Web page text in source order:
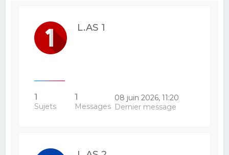
L.AS 1
1
Sujets
1
Messages
08 juin 2026, 11:20
Dernier message